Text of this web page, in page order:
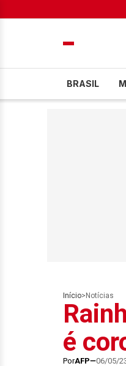
BRASIL
Início> Notícias
é
PorAFP 06/05/